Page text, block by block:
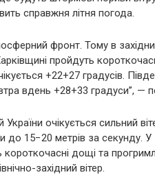
справжня літня погода.
фронт. Тому в
пройдуть
+22+27 градусів.
вдень +28+33 градуси”, —
очікується сильний
до 15−20 метрів за секунду.
короткочасні дощі та
західний вітер.